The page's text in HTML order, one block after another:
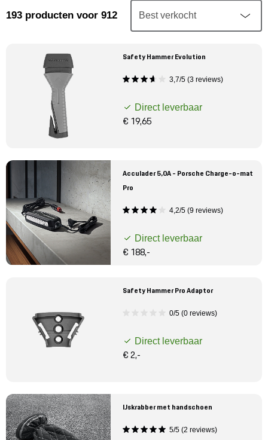
Mijn account
Klantenservice
Meer Porsche
Porsche informatie
193 producten voor 912
Safety Hammer Evolution
3,7/5 (3 reviews)
Direct leverbaar
€ 19,65
Acculader 5,0A - Porsche Charge-o-mat
Pro
4,2/5 (9 reviews)
Direct leverbaar
€ 188,-
Safety Hammer Pro Adaptor
0/5 (0 reviews)
Direct leverbaar
€ 2,-
IJskrabber met handschoen
5/5 (2 reviews)